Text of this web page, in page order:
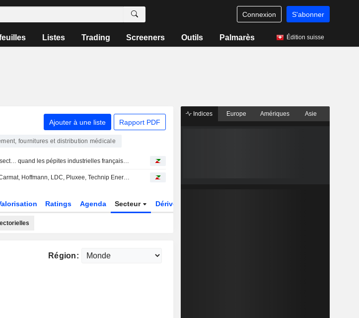
Connexion S'abonner
Listes Trading Screeners Outils Palmarès Édition suisse
Ajouter à une liste Rapport PDF
fournitures et distribution médicale
Carmat, Ynsect… quand les pépites industrielles françaises tombent dans le gouffre de Moore
Pluxee N : Carmat, Hoffmann, LDC, Pluxee, Technip Energies... les valeurs à suivre aujourd'hui à Paris
Ratings Agenda Secteur Dérivés
Région:
Indices Europe Amériques Asie